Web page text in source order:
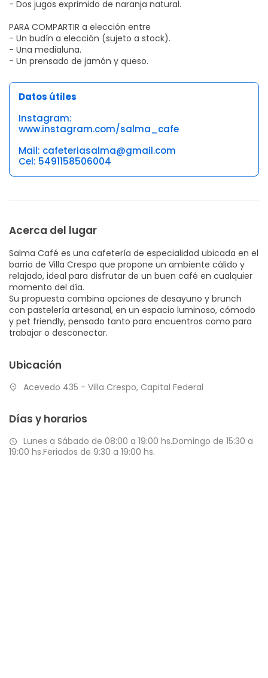
- Dos jugos exprimido de naranja natural.
PARA COMPARTIR a elección entre
- Un budín a elección (sujeto a stock).
- Una medialuna.
- Un prensado de jamón y queso.
Datos útiles
Instagram:
www.instagram.com/salma_cafe
Mail: cafeteriasalma@gmail.com
Cel: 5491158506004
Acerca del lugar
Salma Café es una cafetería de especialidad ubicada en el
barrio de Villa Crespo que propone un ambiente cálido y
relajado, ideal para disfrutar de un buen café en cualquier
momento del día.
Su propuesta combina opciones de desayuno y brunch
con pastelería artesanal, en un espacio luminoso, cómodo
y pet friendly, pensado tanto para encuentros como para
trabajar o desconectar.
Ubicación
Acevedo 435 - Villa Crespo, Capital Federal
Días y horarios
Lunes a Sábado de 08:00 a 19:00 hs.Domingo de 15:30 a
19:00 hs.Feriados de 9:30 a 19:00 hs.